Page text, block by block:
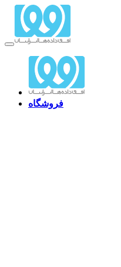
فروشگاه